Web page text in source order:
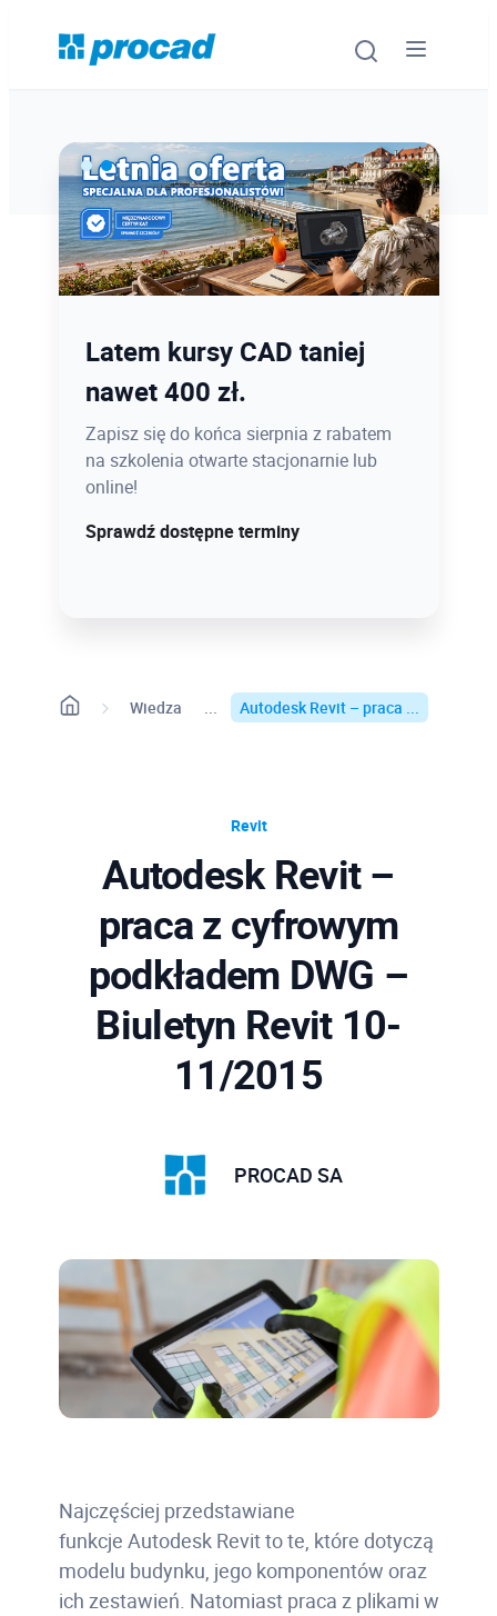
Ostatnie dni promocji Blind
Bird
12.08 o 12:08 zamykamy Blind Bird na
PROCAD EXPO 2026 - dołącz w
najlepszej cenie!
Sprawdź szczegóły!
Latem kursy CAD taniej
nawet 400 zł.
Zapisz się do końca sierpnia z rabatem
na szkolenia otwarte stacjonarnie lub
online!
Sprawdź dostępne terminy
Wiedza Autodesk Revit – praca ...
Revit
Autodesk Revit –
praca z cyfrowym
podkładem DWG –
Biuletyn Revit 10-
11/2015
PROCAD SA
Najczęściej przedstawiane
funkcje Autodesk Revit to te, które dotyczą
modelu budynku, jego komponentów oraz
ich zestawień. Natomiast praca z plikami w
Oprogramowanie
Szkolenia
Urządzenia i serwis